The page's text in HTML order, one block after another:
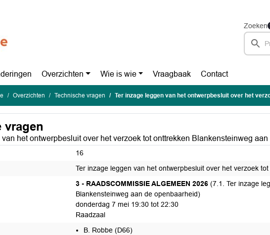
Zoeken
Overzichten Wie is wie Vraagbaak Contact
Overzichten Technische vragen Ter inzage leggen van het ontwerpbesluit over het verzoek tot onttrekken Blankensteinweg
vragen
het ontwerpbesluit over het verzoek tot onttrekken Blankensteinweg
16
Ter inzage leggen van het ontwerpbesluit over het verzoek
3 - RAADSCOMMISSIE ALGEMEEN 2026 (7.1. Ter inzage
Blankensteinweg aan de openbaarheid)
donderdag 7 mei 19:30 tot 22:30
Raadzaal
B. Robbe (D66)